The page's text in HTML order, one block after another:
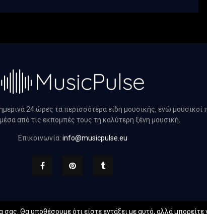
24 ώρες τα περισσότερα είδη μουσικής, ενώ μουσικοί
από τις εκπομπές τους τη καλύτερη ξένη μουσική.
Επικοινωνία: info@musicpulse.eu
Θα υποθέσουμε ότι είστε εντάξει με αυτό, αλλά μπορείτε